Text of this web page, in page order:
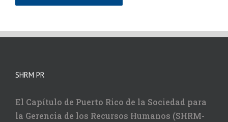
SHRM PR
El Capítulo de Puerto Rico de la Sociedad para
la Gerencia de los Recursos Humanos (SHRM-